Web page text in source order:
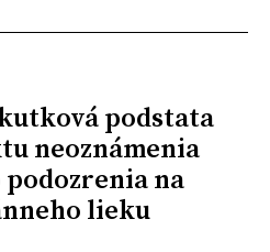
podstata
neoznámenia
na
lieku